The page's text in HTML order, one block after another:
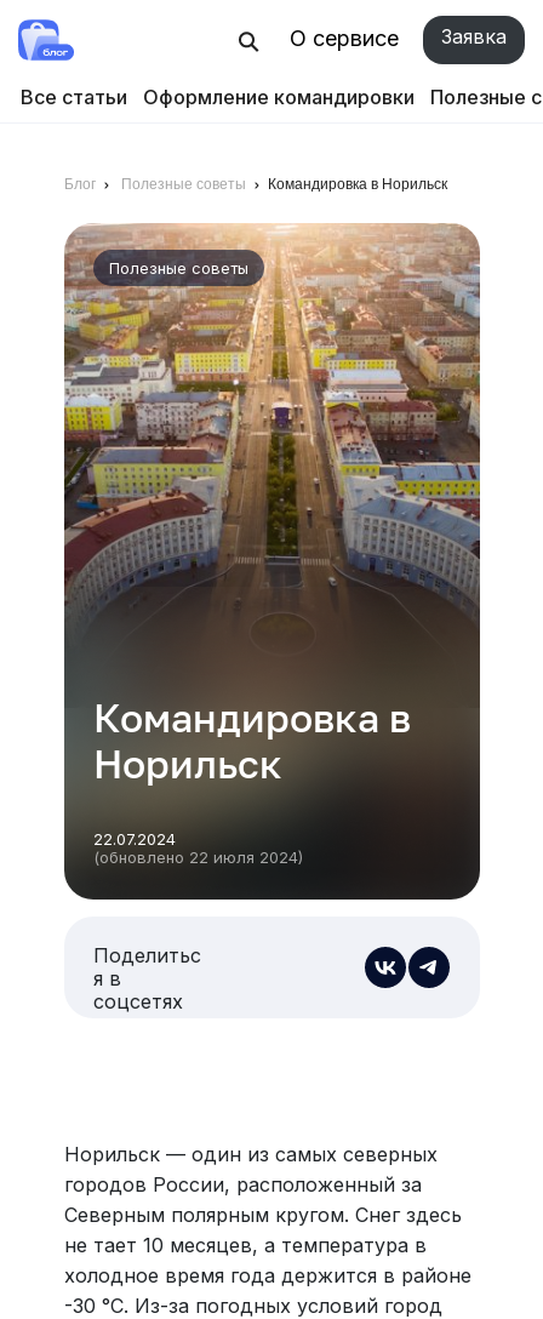
О сервисе Заявка
Все статьи Оформление командировки Полезные
Блог Полезные советы Командировка в Норильск
Полезные советы
Командировка в
Норильск
22.07.2024
(обновлено 22 июля 2024)
Поделитьс
я в
соцсетях
Норильск — один из самых северных
городов России, расположенный за
Северным полярным кругом. Снег здесь
не тает 10 месяцев, а температура в
холодное время года держится в районе
-30 °C. Из-за погодных условий город